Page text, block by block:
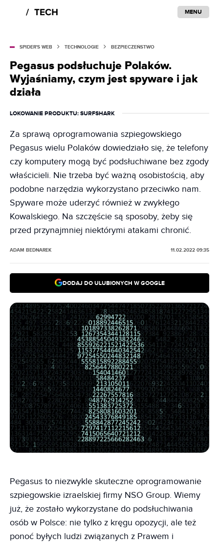
MENU
SPIDER'S WEB TECHNOLOGIE BEZPIECZEŃSTWO
Pegasus podsłuchuje Polaków.
Wyjaśniamy, czym jest spyware i jak
działa
LOKOWANIE PRODUKTU: SURFSHARK
Za sprawą oprogramowania szpiegowskiego
Pegasus wielu Polaków dowiedziało się, że telefony
czy komputery mogą być podsłuchiwane bez zgody
właścicieli. Nie trzeba być ważną osobistością, aby
podobne narzędzia wykorzystano przeciwko nam.
Spyware może uderzyć również w zwykłego
Kowalskiego. Na szczęście są sposoby, żeby się
przed przynajmniej niektórymi atakami chronić.
ADAM BEDNAREK 11.02.2022 09:35
DODAJ DO ULUBIONYCH W GOOGLE
Pegasus to niezwykle skuteczne oprogramowanie
szpiegowskie izraelskiej firmy NSO Group. Wiemy
już, że zostało wykorzystane do podsłuchiwania
osób w Polsce: nie tylko z kręgu opozycji, ale też
ponoć byłych ludzi związanych z Prawem i